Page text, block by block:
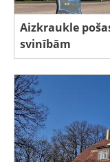
Aizkraukle
svinībām